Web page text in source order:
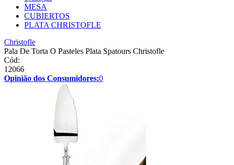
MESA
CUBIERTOS
PLATA CHRISTOFLE
Christofle
Pala De Torta O Pasteles Plata Spatours Christofle
Cód:
12066
Opinião dos Consumidores:0